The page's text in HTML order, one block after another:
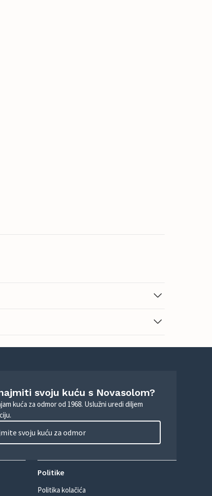
svoju kuću s Novasolom?
kuća za odmor od 1968. Uslužni uredi diljem
svoju kuću za odmor
Politike
Politika kolačića